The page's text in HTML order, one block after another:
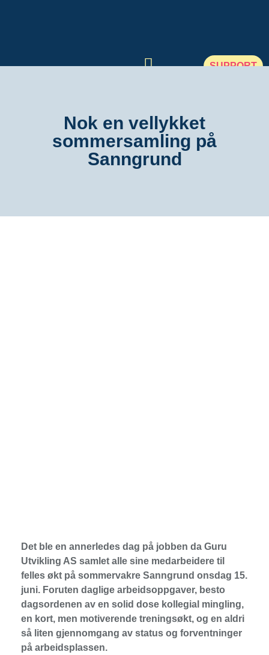
Tjenester
Aktuelt
SUPPORT
Nok en vellykket
sommersamling på
Sanngrund
Det ble en annerledes dag på jobben da Guru
Utvikling AS samlet alle sine medarbeidere til
felles økt på sommervakre Sanngrund onsdag 15.
juni. Foruten daglige arbeidsoppgaver, besto
dagsordenen av en solid dose kollegial mingling,
en kort, men motiverende treningsøkt, og en aldri
så liten gjennomgang av status og forventninger
på arbeidsplassen.